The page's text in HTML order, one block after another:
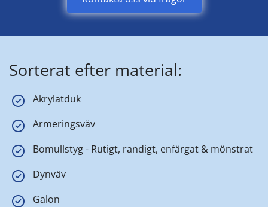
Sorterat efter material:
Akrylatduk
Armeringsväv
Bomullstyg - Rutigt, randigt, enfärgat & mönstrat
Dynväv
Galon